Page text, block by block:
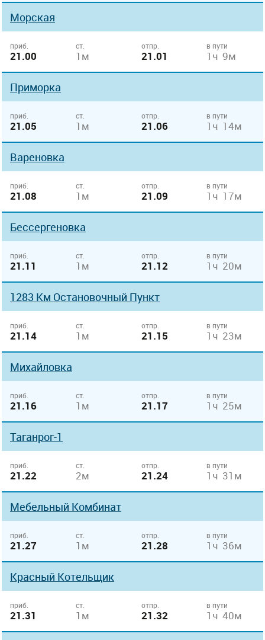
Морская
приб.
21.00
ст.
1м
отпр.
21.01
в пути
1ч 9м
Приморка
приб.
21.05
ст.
1м
отпр.
21.06
в пути
1ч 14м
Вареновка
приб.
21.08
ст.
1м
отпр.
21.09
в пути
1ч 17м
Бессергеновка
приб.
21.11
ст.
1м
отпр.
21.12
в пути
1ч 20м
1283 Км Остановочный Пункт
приб.
21.14
ст.
1м
отпр.
21.15
в пути
1ч 23м
Михайловка
приб.
21.16
ст.
1м
отпр.
21.17
в пути
1ч 25м
Таганрог-1
приб.
21.22
ст.
2м
отпр.
21.24
в пути
1ч 31м
Мебельный Комбинат
приб.
21.27
ст.
1м
отпр.
21.28
в пути
1ч 36м
Красный Котельщик
приб.
21.31
ст.
1м
отпр.
21.32
в пути
1ч 40м